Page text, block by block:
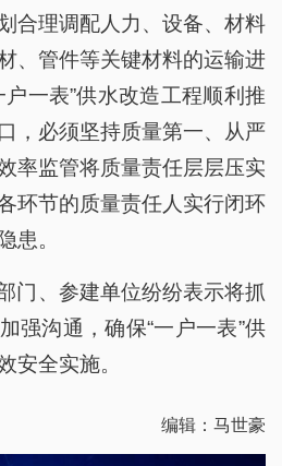
合理调配人力、设备、材料
、管件等关键材料的运输进
一表”供水改造工程顺利推
，必须坚持质量第一、从严
率监管将质量责任层层压实
环节的质量责任人实行闭环
患。
门、参建单位纷纷表示将抓
强沟通，确保“一户一表”供
安全实施。
编辑：马世豪